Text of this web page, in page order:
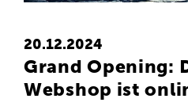
20.12.2024
Grand Opening:
Webshop ist